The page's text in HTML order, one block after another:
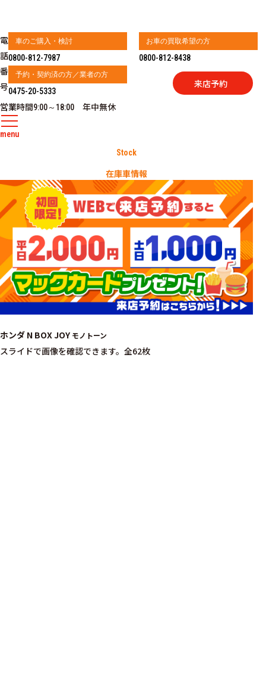
電
話
番
号
車のご購入・検討
0800-812-7987
お車の買取希望の方
0800-812-8438
予約・契約済の方／業者の方
0475-20-5333
営業時間9:00～18:00 年中無休
来店予約
menu
在庫車情報
Stock
ホンダ N BOX JOY モノトーン
スライドで画像を確認できます。 全62枚